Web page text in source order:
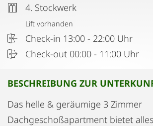
4. Stockwerk
Lift vorhanden
Check-in 13:00 - 22:00 Uhr
Check-out 00:00 - 11:00 Uhr
BESCHREIBUNG ZUR
Das helle & geräumige 3 Zimmer
Dachgeschoßapartment bietet